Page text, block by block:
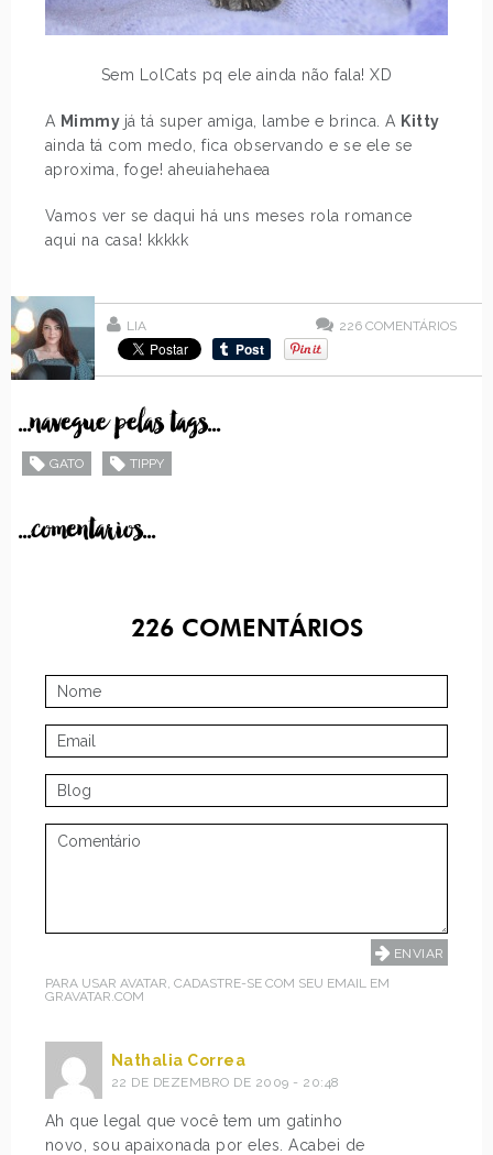
Sem LolCats pq ele ainda não fala! XD
A Mimmy já tá super amiga, lambe e brinca. A Kitty
ainda tá com medo, fica observando e se ele se
aproxima, foge! aheuiahehaea
Vamos ver se daqui há uns meses rola romance
aqui na casa! kkkkk
LIA 226 COMENTÁRIOS
...navegue pelas tags...
GATO TIPPY
...comentarios...
226COMENTÁRIOS
PARA USAR AVATAR, CADASTRE-SE COM SEU EMAIL EM
GRAVATAR.COM
Nathalia Correa
22 DE DEZEMBRO DE 2009 - 20:48
Ah que legal que você tem um gatinho
novo, sou apaixonada por eles. Acabei de